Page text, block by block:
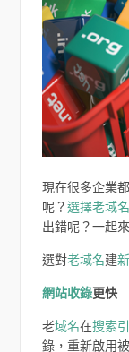
現在很多企業
呢？選擇老域名
出錯呢？一起
選對老域名建
網站收錄更快
老域名在搜索
錄，重新啟用